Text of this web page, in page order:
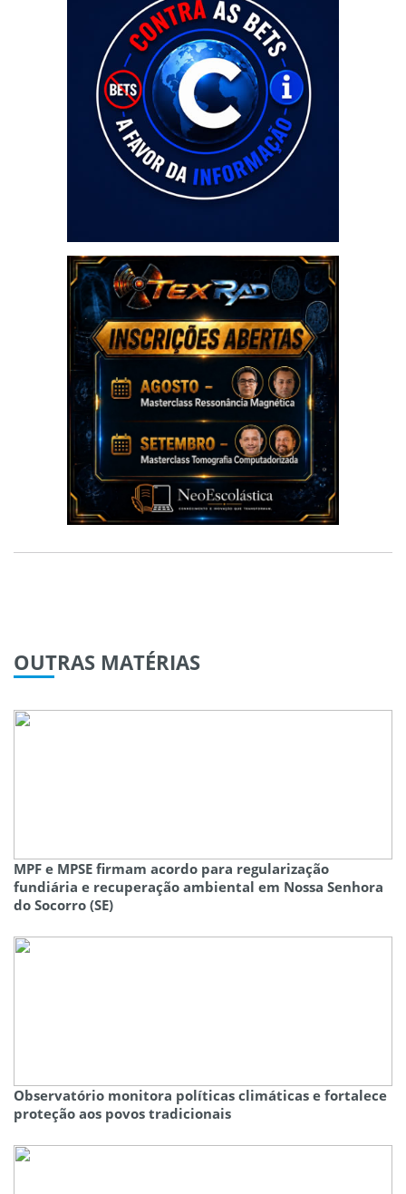
OUTRAS MATÉRIAS
MPF e MPSE firmam acordo para regularização
fundiária e recuperação ambiental em Nossa Senhora
do Socorro (SE)
Observatório monitora políticas climáticas e fortalece
proteção aos povos tradicionais